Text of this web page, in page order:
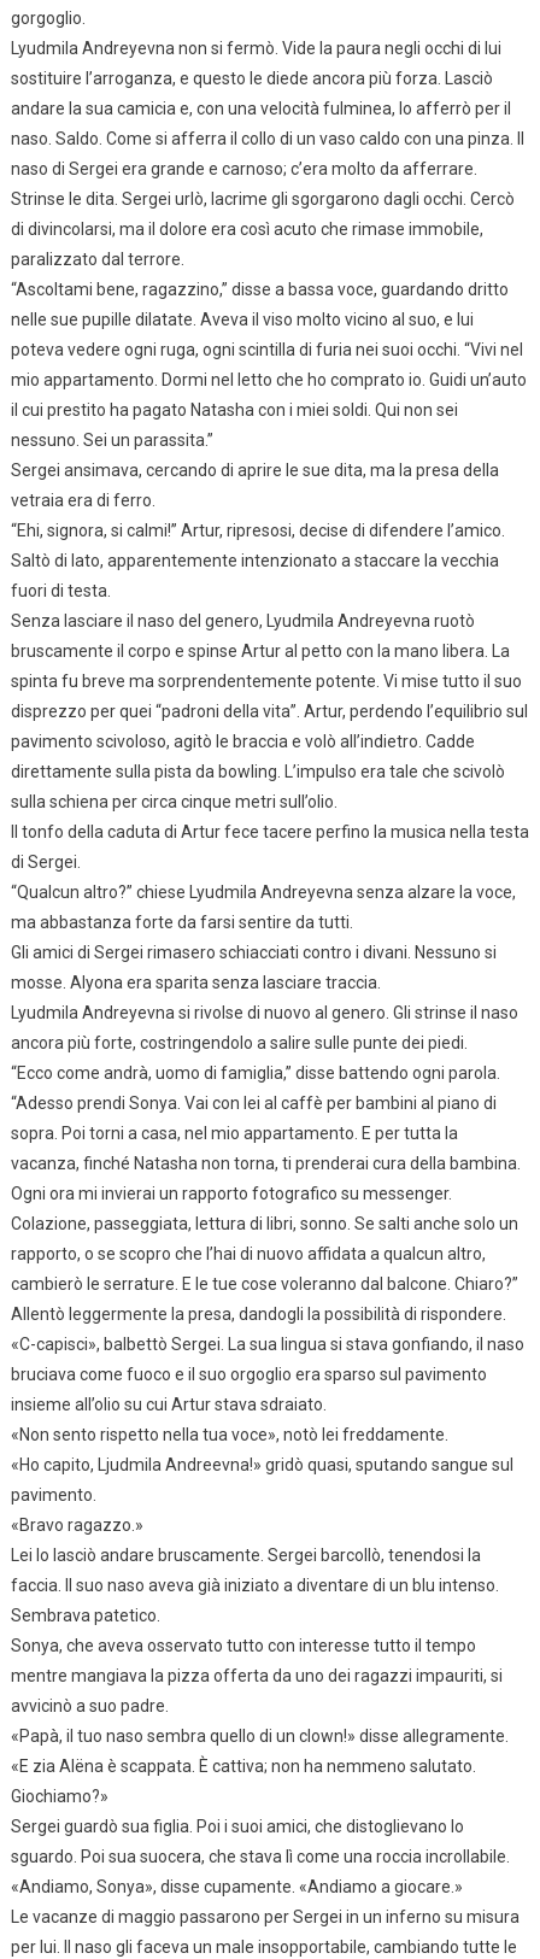
gorgoglio.
Lyudmila Andreyevna non si fermò. Vide la paura negli occhi di lui
sostituire l’arroganza, e questo le diede ancora più forza. Lasciò
andare la sua camicia e, con una velocità fulminea, lo afferrò per il
naso. Saldo. Come si afferra il collo di un vaso caldo con una pinza. Il
naso di Sergei era grande e carnoso; c’era molto da afferrare.
Strinse le dita. Sergei urlò, lacrime gli sgorgarono dagli occhi. Cercò
di divincolarsi, ma il dolore era così acuto che rimase immobile,
paralizzato dal terrore.
“Ascoltami bene, ragazzino,” disse a bassa voce, guardando dritto
nelle sue pupille dilatate. Aveva il viso molto vicino al suo, e lui
poteva vedere ogni ruga, ogni scintilla di furia nei suoi occhi. “Vivi nel
mio appartamento. Dormi nel letto che ho comprato io. Guidi un’auto
il cui prestito ha pagato Natasha con i miei soldi. Qui non sei
nessuno. Sei un parassita.”
Sergei ansimava, cercando di aprire le sue dita, ma la presa della
vetraia era di ferro.
“Ehi, signora, si calmi!” Artur, ripresosi, decise di difendere l’amico.
Saltò di lato, apparentemente intenzionato a staccare la vecchia
fuori di testa.
Senza lasciare il naso del genero, Lyudmila Andreyevna ruotò
bruscamente il corpo e spinse Artur al petto con la mano libera. La
spinta fu breve ma sorprendentemente potente. Vi mise tutto il suo
disprezzo per quei “padroni della vita”. Artur, perdendo l’equilibrio sul
pavimento scivoloso, agitò le braccia e volò all’indietro. Cadde
direttamente sulla pista da bowling. L’impulso era tale che scivolò
sulla schiena per circa cinque metri sull’olio.
Il tonfo della caduta di Artur fece tacere perfino la musica nella testa
di Sergei.
“Qualcun altro?” chiese Lyudmila Andreyevna senza alzare la voce,
ma abbastanza forte da farsi sentire da tutti.
Gli amici di Sergei rimasero schiacciati contro i divani. Nessuno si
mosse. Alyona era sparita senza lasciare traccia.
Lyudmila Andreyevna si rivolse di nuovo al genero. Gli strinse il naso
ancora più forte, costringendolo a salire sulle punte dei piedi.
“Ecco come andrà, uomo di famiglia,” disse battendo ogni parola.
“Adesso prendi Sonya. Vai con lei al caffè per bambini al piano di
sopra. Poi torni a casa, nel mio appartamento. E per tutta la
vacanza, finché Natasha non torna, ti prenderai cura della bambina.
Ogni ora mi invierai un rapporto fotografico su messenger.
Colazione, passeggiata, lettura di libri, sonno. Se salti anche solo un
rapporto, o se scopro che l’hai di nuovo affidata a qualcun altro,
cambierò le serrature. E le tue cose voleranno dal balcone. Chiaro?”
Allentò leggermente la presa, dandogli la possibilità di rispondere.
«C-capisci», balbettò Sergei. La sua lingua si stava gonfiando, il naso
bruciava come fuoco e il suo orgoglio era sparso sul pavimento
insieme all’olio su cui Artur stava sdraiato.
«Non sento rispetto nella tua voce», notò lei freddamente.
«Ho capito, Ljudmila Andreevna!» gridò quasi, sputando sangue sul
pavimento.
«Bravo ragazzo.»
Lei lo lasciò andare bruscamente. Sergei barcollò, tenendosi la
faccia. Il suo naso aveva già iniziato a diventare di un blu intenso.
Sembrava patetico.
Sonya, che aveva osservato tutto con interesse tutto il tempo
mentre mangiava la pizza offerta da uno dei ragazzi impauriti, si
avvicinò a suo padre.
«Papà, il tuo naso sembra quello di un clown!» disse allegramente.
«E zia Alëna è scappata. È cattiva; non ha nemmeno salutato.
Giochiamo?»
Sergei guardò sua figlia. Poi i suoi amici, che distoglievano lo
sguardo. Poi sua suocera, che stava lì come una roccia incrollabile.
«Andiamo, Sonya», disse cupamente. «Andiamo a giocare.»
Le vacanze di maggio passarono per Sergei in un inferno su misura
per lui. Il naso gli faceva un male insopportabile, cambiando tutte le